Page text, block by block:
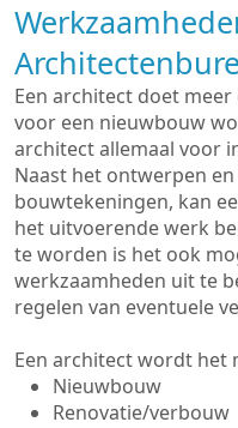
Een architect doet
voor een nieuwbouw
architect allemaal voor
Naast het ontwerpen
bouwtekeningen, kan
het uitvoerende werk
te worden is het ook
werkzaamheden uit te
regelen van eventuele
Een architect wordt het
Nieuwbouw
Renovatie/verbouw